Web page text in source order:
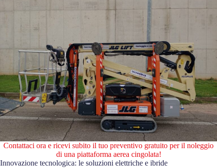
Contattaci ora e ricevi subito il tuo preventivo gratuito per il noleggio
di una piattaforma aerea cingolata!
Innovazione tecnologica: le soluzioni elettriche e ibride